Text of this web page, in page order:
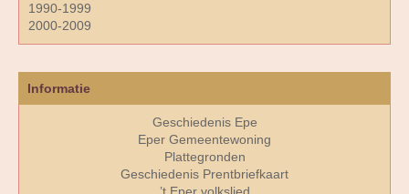
1990-1999
2000-2009
Informatie
Geschiedenis Epe
Eper Gemeentewoning
Plattegronden
Geschiedenis Prentbriefkaart